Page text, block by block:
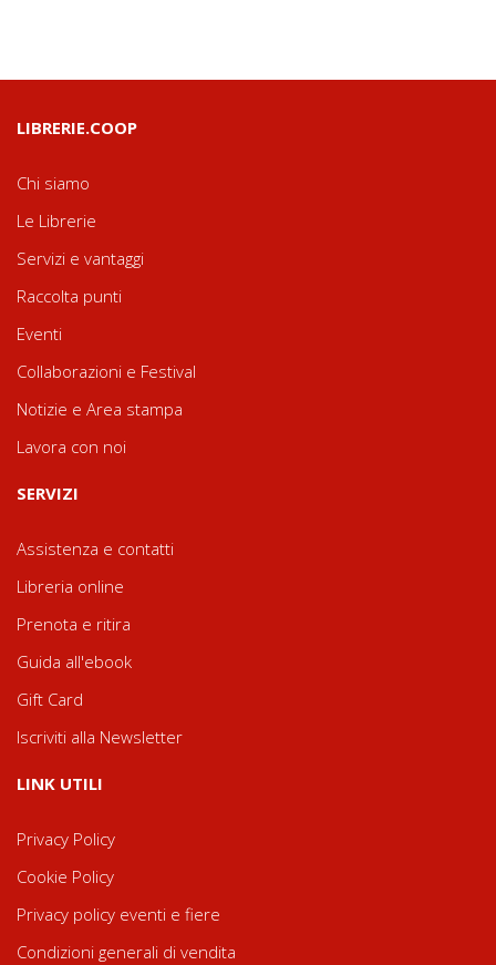
LIBRERIE.COOP
Chi siamo
Le Librerie
Servizi e vantaggi
Raccolta punti
Eventi
Collaborazioni e Festival
Notizie e Area stampa
Lavora con noi
SERVIZI
Assistenza e contatti
Libreria online
Prenota e ritira
Guida all'ebook
Gift Card
Iscriviti alla Newsletter
LINK UTILI
Privacy Policy
Cookie Policy
Privacy policy eventi e fiere
Condizioni generali di vendita